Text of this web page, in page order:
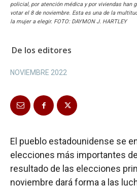
policial, por atención médica y por viviendas han
votar el 8 de noviembre. Esta es una de la
la mujer a elegir. FOTO: DAYMON J. HARTLEY
De los editores
NOVIEMBRE 2022
El pueblo estadounidense se
elecciones más importantes
resultado de las elecciones
noviembre dará forma a las